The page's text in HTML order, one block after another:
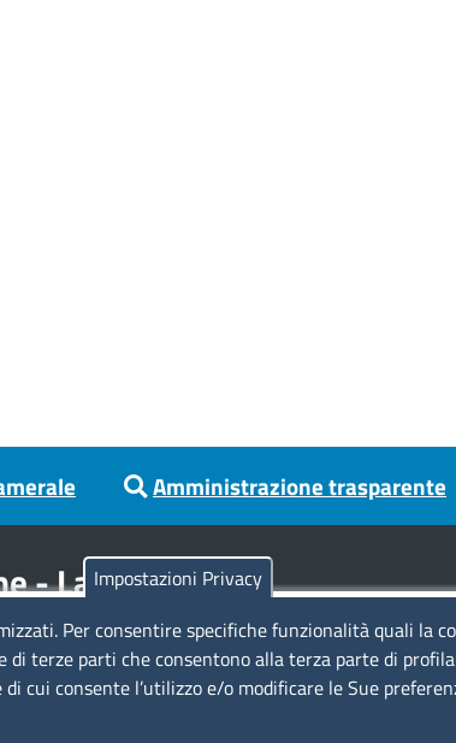
Amministrazione trasparente
- Latina
Codice Fiscale e Partita Iva: 02957560598
Impostazioni Privacy
Per consentire specifiche funzionalità quali la
di terze parti che consentono alla terza parte di
cui consente l’utilizzo e/o modificare le Sue